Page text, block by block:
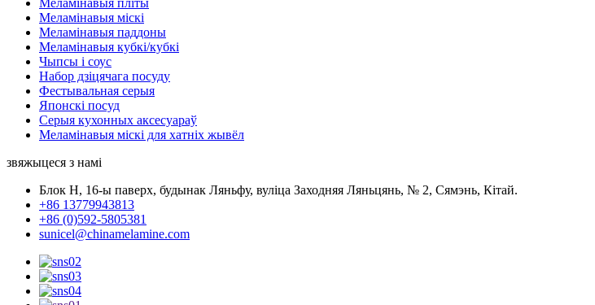
Меламінавыя пліты
Меламінавыя міскі
Меламінавыя паддоны
Меламінавыя кубкі/кубкі
Чыпсы і соус
Набор дзіцячага посуду
Фестывальная серыя
Японскі посуд
Серыя кухонных аксесуараў
Меламінавыя міскі для хатніх жывёл
звяжыцеся з намі
Блок H, 16-ы паверх, будынак Ляньфу, вуліца Заходняя Ляньцянь, № 2, Сямэнь, Кітай.
+86 13779943813
+86 (0)592-5805381
sunicel@chinamelamine.com